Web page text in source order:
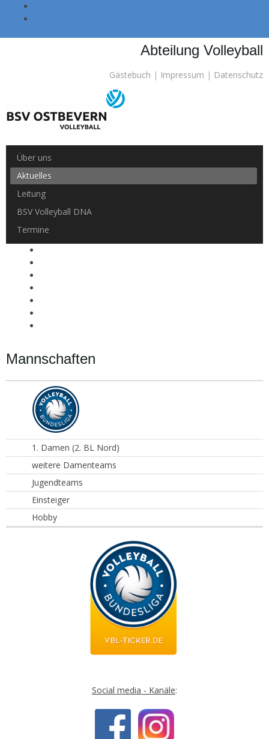
Abteilung Volleyball
Gästebuch | Impressum | Datenschutz
Über uns
Aktuelles
Leitung
BSV Volleyball DNA
Termine
Mannschaften
1. Damen (2. BL Nord)
weitere Damenteams
Jugendteams
Einsteiger
Hobby
Social media - Kanäle: